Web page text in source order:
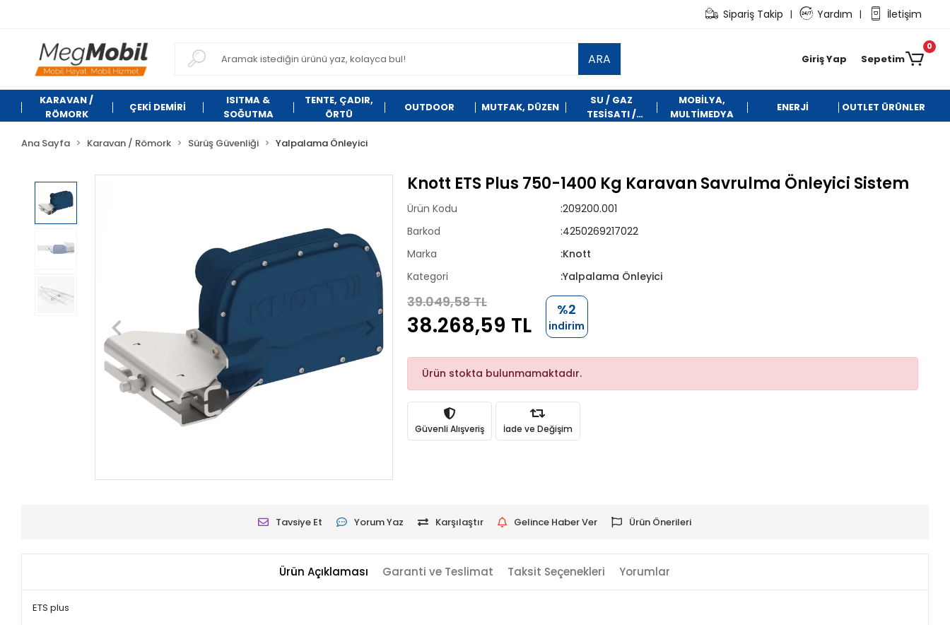
Sipariş Takip | Yardım | İletişim
ARA Giriş Yap Sepetim
0
KARAVAN /
RÖMORK
ÇEKİ DEMİRİ
ISITMA &
SOĞUTMA
TENTE, ÇADIR,
ÖRTÜ
OUTDOOR MUTFAK, DÜZEN
SU / GAZ
TESİSATI /
MOBİLYA,
MULTİMEDYA
ENERJİ OUTLET ÜRÜNLER
Ana Sayfa Karavan / Römork Sürüş Güvenliği Yalpalama Önleyici
Knott ETS Plus 750-1400 Kg Karavan Savrulma Önleyici Sistem
Ürün Kodu
:209200.001
Barkod
:4250269217022
Marka
:Knott
Kategori
:Yalpalama Önleyici
39.049,58 TL
38.268,59 TL
%2
indirim
Ürün stokta bulunmamaktadır.
Güvenli Alışveriş İade ve Değişim
Tavsiye Et Yorum Yaz Karşılaştır Gelince Haber Ver Ürün Önerileri
Ürün Açıklaması Garanti ve Teslimat Taksit Seçenekleri Yorumlar
ETS plus